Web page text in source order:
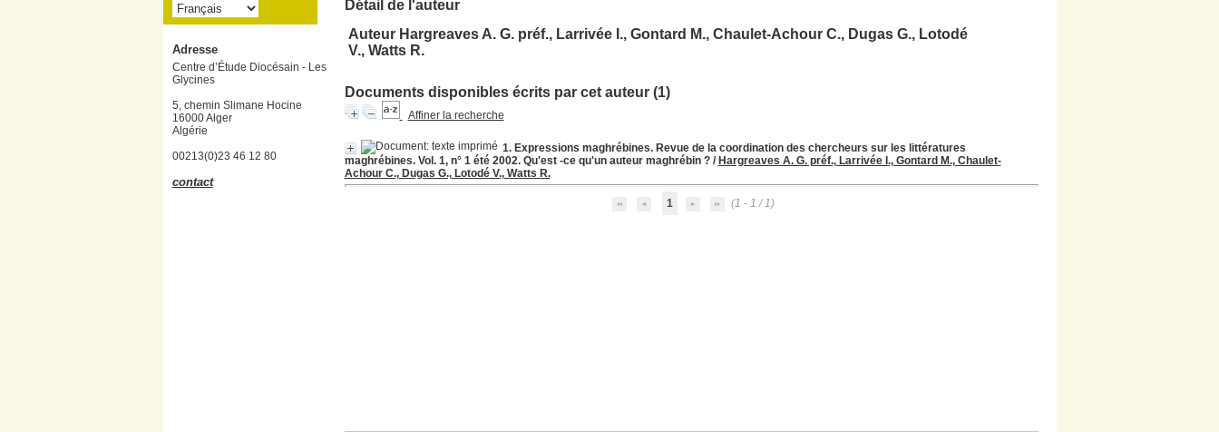
Détail de l'auteur
Auteur Hargreaves A. G. préf., Larrivée I., Gontard M., Chaulet-Achour C., Dugas G., Lotodé
V., Watts R.
Documents disponibles écrits par cet auteur (1)
Affiner la recherche
1. Expressions maghrébines. Revue de la coordination des chercheurs sur les littératures
maghrébines. Vol. 1, n° 1 été 2002. Qu'est -ce qu'un auteur maghrébin ?/ Hargreaves A. G. préf., Larrivée I., Gontard M., Chaulet-
Achour C., Dugas G., Lotodé V., Watts R.
1 (1 - 1 / 1)
Adresse
Centre d’Étude Diocésain - Les
Glycines
5, chemin Slimane Hocine
16000 Alger
Algérie
00213(0)23 46 12 80
contact